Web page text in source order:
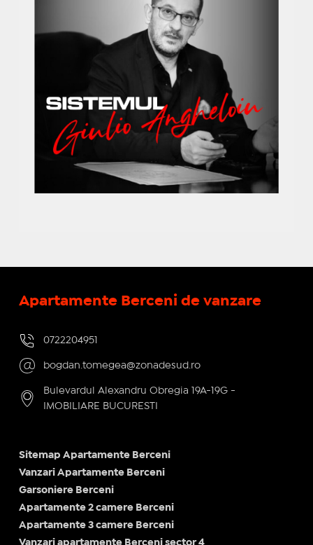
Apartamente Berceni de vanzare
0722204951
bogdan.tomegea@zonadesud.ro
Bulevardul Alexandru Obregia 19A-19G -
IMOBILIARE BUCURESTI
Sitemap Apartamente Berceni
Vanzari Apartamente Berceni
Garsoniere Berceni
Apartamente 2 camere Berceni
Apartamente 3 camere Berceni
Vanzari apartamente Berceni sector 4